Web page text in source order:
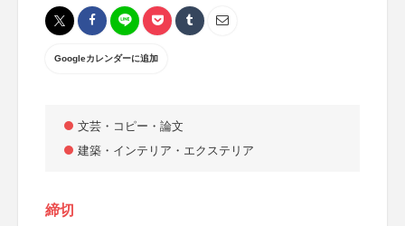
Googleカレンダーに追加
文芸・コピー・論文
建築・インテリア・エクステリア
締切